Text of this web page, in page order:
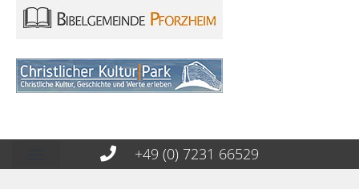
+49 (0) 7231 66529